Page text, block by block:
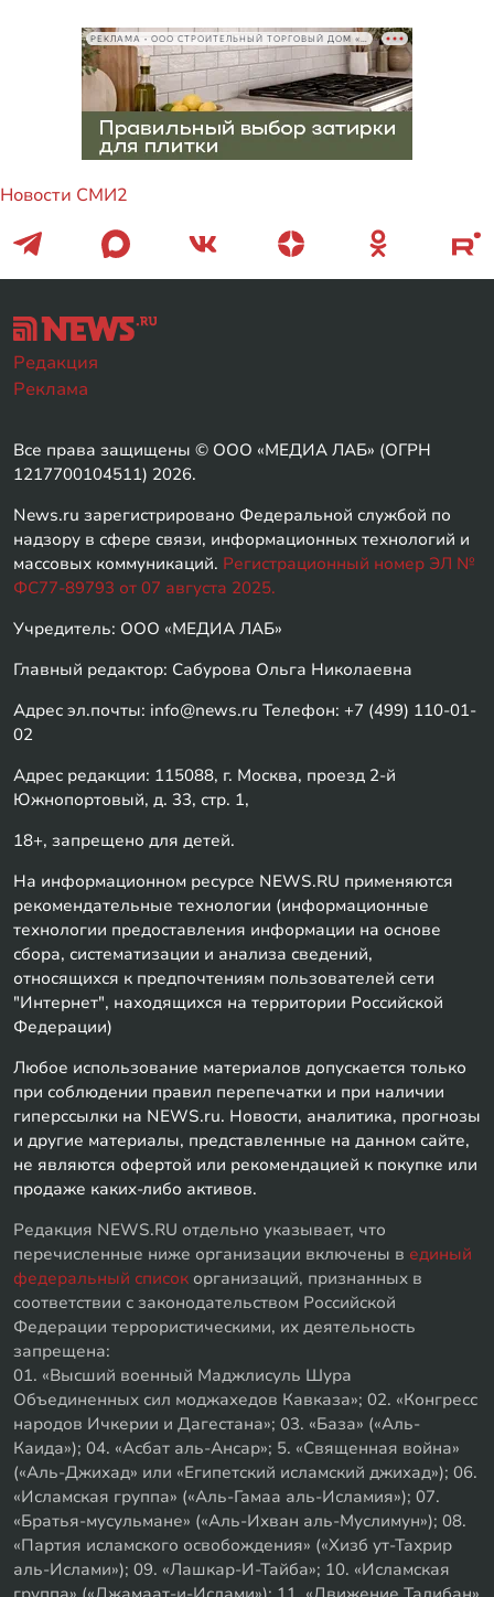
Новости СМИ2
Редакция
Реклама
Все права защищены © ООО «МЕДИА ЛАБ» (ОГРН
1217700104511) 2026.
News.ru зарегистрировано Федеральной службой по
надзору в сфере связи, информационных технологий и
массовых коммуникаций. Регистрационный номер ЭЛ №
ФС77-89793 от 07 августа 2025.
Учредитель: ООО «МЕДИА ЛАБ»
Главный редактор: Сабурова Ольга Николаевна
Адрес эл.почты: info@news.ru Телефон: +7 (499) 110-01-
02
Адрес редакции: 115088, г. Москва, проезд 2-й
Южнопортовый, д. 33, стр. 1,
18+, запрещено для детей.
На информационном ресурсе NEWS.RU применяются
рекомендательные технологии (информационные
технологии предоставления информации на основе
сбора, систематизации и анализа сведений,
относящихся к предпочтениям пользователей сети
"Интернет", находящихся на территории Российской
Федерации)
Любое использование материалов допускается только
при соблюдении правил перепечатки и при наличии
гиперссылки на NEWS.ru. Новости, аналитика, прогнозы
и другие материалы, представленные на данном сайте,
не являются офертой или рекомендацией к покупке или
продаже каких-либо активов.
Редакция NEWS.RU отдельно указывает, что
перечисленные ниже организации включены в единый
федеральный список организаций, признанных в
соответствии с законодательством Российской
Федерации террористическими, их деятельность
запрещена:
01. «Высший военный Маджлисуль Шура
Объединенных сил моджахедов Кавказа»; 02. «Конгресс
народов Ичкерии и Дагестана»; 03. «База» («Аль-
Каида»); 04. «Асбат аль-Ансар»; 5. «Священная война»
(«Аль-Джихад» или «Египетский исламский джихад»); 06.
«Исламская группа» («Аль-Гамаа аль-Исламия»); 07.
«Братья-мусульмане» («Аль-Ихван аль-Муслимун»); 08.
«Партия исламского освобождения» («Хизб ут-Тахрир
аль-Ислами»); 09. «Лашкар-И-Тайба»; 10. «Исламская